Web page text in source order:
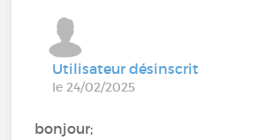
Utilisateur désinscrit
le 24/02/2025
bonjour;